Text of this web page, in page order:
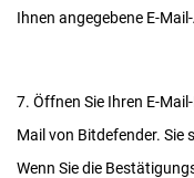
Ihnen angegebene E-
7. Öffnen Sie Ihren E-
Mail von Bitdefender. Sie
Wenn Sie die